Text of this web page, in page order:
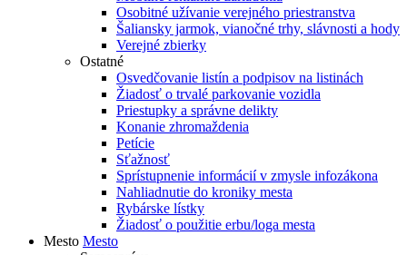
Osobitné užívanie verejného priestranstva
Šaliansky jarmok, vianočné trhy, slávnosti a hody
Verejné zbierky
Ostatné
Osvedčovanie listín a podpisov na listinách
Žiadosť o trvalé parkovanie vozidla
Priestupky a správne delikty
Konanie zhromaždenia
Petície
Sťažnosť
Sprístupnenie informácií v zmysle infozákona
Nahliadnutie do kroniky mesta
Rybárske lístky
Žiadosť o použitie erbu/loga mesta
Mesto Mesto